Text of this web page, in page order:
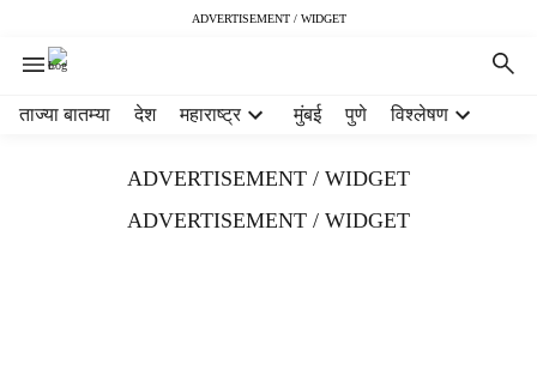
ADVERTISEMENT / WIDGET
ताज्या बातम्या देश महाराष्ट्र मुंबई पुणे विश्लेषण
ADVERTISEMENT / WIDGET
ADVERTISEMENT / WIDGET